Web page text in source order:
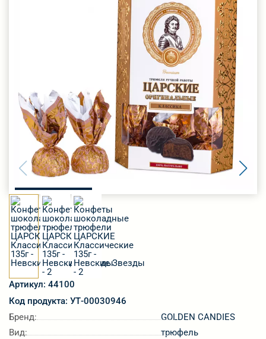
Артикул: 44100
Код продукта: УТ-00030946
Бренд:
GOLDEN CANDIES
Вид:
трюфель